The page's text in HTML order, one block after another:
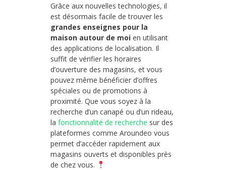
Grâce aux nouvelles technologies, il
est désormais facile de trouver les
grandes enseignes pour la
maison autour de moi en utilisant
des applications de localisation. Il
suffit de vérifier les horaires
d’ouverture des magasins, et vous
pouvez même bénéficier d’offres
spéciales ou de promotions à
proximité. Que vous soyez à la
recherche d’un canapé ou d’un rideau,
la fonctionnalité de recherche sur des
plateformes comme Aroundeo vous
permet d’accéder rapidement aux
magasins ouverts et disponibles près
de chez vous.